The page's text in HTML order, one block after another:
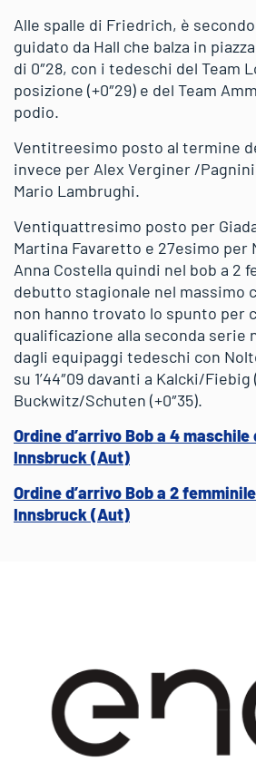
Alle spalle di Friedrich, è
guidato da Hall che balza in
di 0″28, con i tedeschi del Team
posizione (+0″29) e del Team
podio.
Ventitreesimo posto al termine
invece per Alex Verginer /
Mario Lambrughi.
Ventiquattresimo posto per
Martina Favaretto e 27esimo per
Anna Costella quindi nel bob a 2
debutto stagionale nel massimo
non hanno trovato lo spunto per
qualificazione alla seconda serie
dagli equipaggi tedeschi con
su 1’44″09 davanti a Kalcki/Fiebig
Buckwitz/Schuten (+0″35).
Ordine d’arrivo Bob a 4 maschile
Innsbruck (Aut)
Ordine d’arrivo Bob a 2
Innsbruck (Aut)